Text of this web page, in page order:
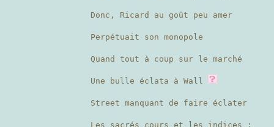
Donc, Ricard au goût peu amer
Perpétuait son monopole
Quand tout à coup sur le marché
Une bulle éclata à Wall
Street manquant de faire éclater
Les sacrés cours et les indices :